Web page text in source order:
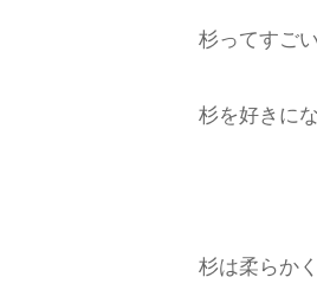
杉ってすご
杉を好きに
杉は柔らか